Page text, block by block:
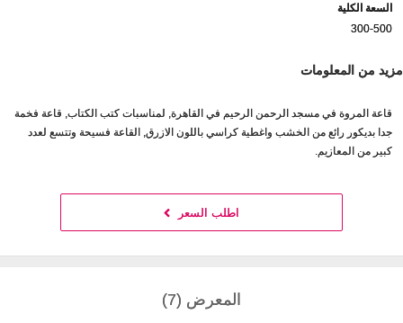
السعة الكلية
300-500
مزيد من المعلومات
قاعة المروة في مسجد الرحمن الرحيم في القاهرة, لمناسبات كتب الكتاب, قاعة فخمة
جدا بديكور رائع من الخشب واغطية كراسي باللون الازرق, القاعة فسيحة وتتسع لعدد
كبير من المعازيم.
اطلب السعر
المعرض (7)